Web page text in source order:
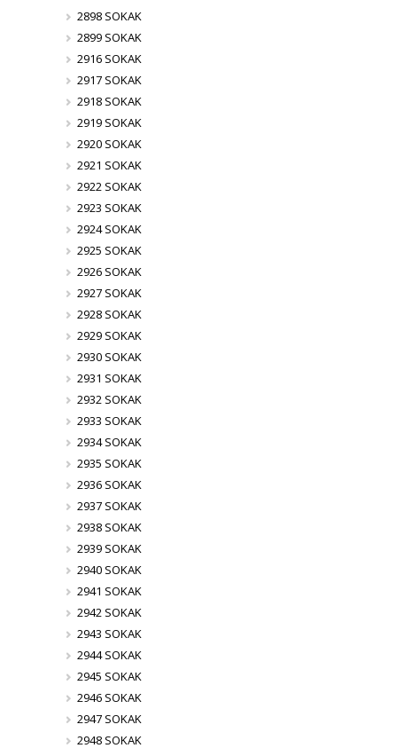
2898 SOKAK
2899 SOKAK
2916 SOKAK
2917 SOKAK
2918 SOKAK
2919 SOKAK
2920 SOKAK
2921 SOKAK
2922 SOKAK
2923 SOKAK
2924 SOKAK
2925 SOKAK
2926 SOKAK
2927 SOKAK
2928 SOKAK
2929 SOKAK
2930 SOKAK
2931 SOKAK
2932 SOKAK
2933 SOKAK
2934 SOKAK
2935 SOKAK
2936 SOKAK
2937 SOKAK
2938 SOKAK
2939 SOKAK
2940 SOKAK
2941 SOKAK
2942 SOKAK
2943 SOKAK
2944 SOKAK
2945 SOKAK
2946 SOKAK
2947 SOKAK
2948 SOKAK